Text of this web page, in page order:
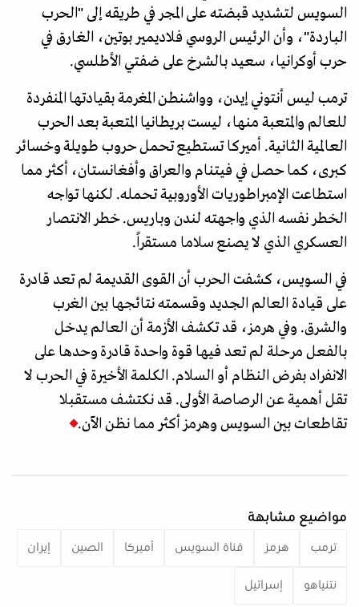
السويس لتشديد قبضته على المجر في طريقه إلى "الحرب
الباردة"، وأن الرئيس الروسي فلاديمير بوتين، الغارق في
حرب أوكرانيا، سعيد بالشرخ على ضفتي الأطلسي.
ترمب ليس أنتوني إيدن، وواشنطن المغرمة بقيادتها المنفردة
للعالم والمتعبة منها، ليست بريطانيا المتعبة بعد الحرب
العالمية الثانية. أميركا تستطيع تحمل حروب طويلة وخسائر
كبرى، كما حصل في فيتنام والعراق وأفغانستان، أكثر مما
استطاعت الإمبراطوريات الأوروبية تحمله. لكنها تواجه
الخطر نفسه الذي واجهته لندن وباريس. خطر الانتصار
العسكري الذي لا يصنع سلاما مستقراً.
في السويس، كشفت الحرب أن القوى القديمة لم تعد قادرة
على قيادة العالم الجديد وقسمته نتائجها بين الغرب
والشرق. وفي هرمز، قد تكشف الأزمة أن العالم يدخل
بالفعل مرحلة لم تعد فيها قوة واحدة قادرة وحدها على
الانفراد بفرض النظام أو السلام. الكلمة الأخيرة في الحرب لا
تقل أهمية عن الرصاصة الأولى. قد نكتشف مستقبلا
تقاطعات بين السويس وهرمز أكثر مما نظن الآن.
مواضيع مشابهة
ترمب هرمز قناة السويس أميركا الصين إيران
نتنياهو إسرائيل